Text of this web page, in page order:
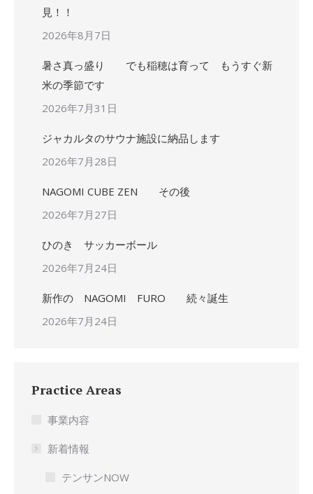
見！！
2026年8月7日
暑さ真っ盛り でも稲穂は育って もうすぐ新
米の季節です
2026年7月31日
ジャカルタのサウナ施設に納品します
2026年7月28日
NAGOMI CUBE ZEN その後
2026年7月27日
ひのき サッカーボール
2026年7月24日
新作の NAGOMI FURO 続々誕生
2026年7月24日
Practice Areas
事業内容
新着情報
テンサンNOW